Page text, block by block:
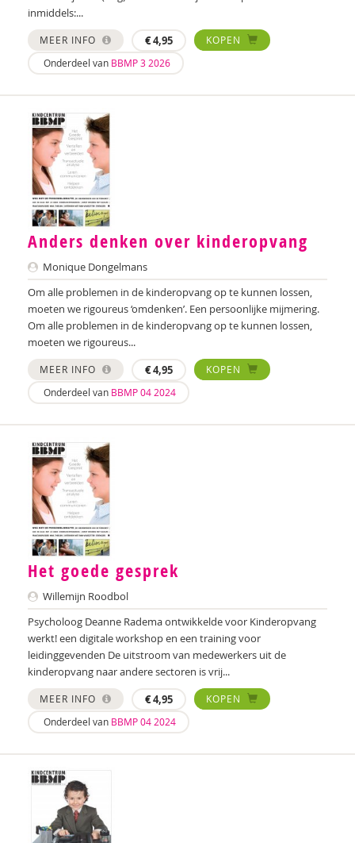
inmiddels:...
MEER INFO €4,95
KOPEN
Onderdeel van BBMP 3 2026
Anders denken over kinderopvang
Monique Dongelmans
Om alle problemen in de kinderopvang op te kunnen lossen,
moeten we rigoureus ‘omdenken’. Een persoonlijke mijmering.
Om alle problemen in de kinderopvang op te kunnen lossen,
moeten we rigoureus...
MEER INFO €4,95
KOPEN
Onderdeel van BBMP 04 2024
Het goede gesprek
Willemijn Roodbol
Psycholoog Deanne Radema ontwikkelde voor Kinderopvang
werkt! een digitale workshop en een training voor
leidinggevenden De uitstroom van medewerkers uit de
kinderopvang naar andere sectoren is vrij...
MEER INFO €4,95
KOPEN
Onderdeel van BBMP 04 2024